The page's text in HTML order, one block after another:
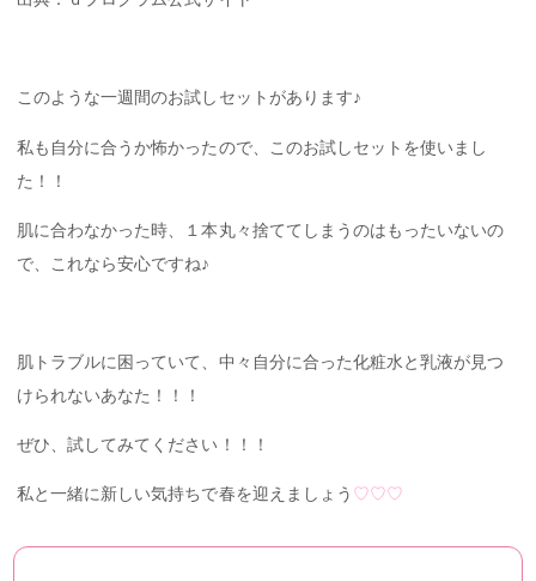
このような一週間のお試しセットがあります♪
私も自分に合うか怖かったので、このお試しセットを使いまし
た！！
肌に合わなかった時、１本丸々捨ててしまうのはもったいないの
で、これなら安心ですね♪
肌トラブルに困っていて、中々自分に合った化粧水と乳液が見つ
けられないあなた！！！
ぜひ、試してみてください！！！
私と一緒に新しい気持ちで春を迎えましょう ♡♡♡